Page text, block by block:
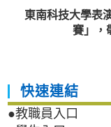
東南科技大學表
賽」，
快速連結
●教職員入口